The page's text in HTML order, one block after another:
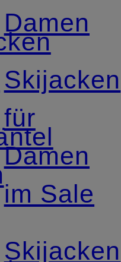
Damen
Skijacken
für
Damen
im Sale
Skijacken